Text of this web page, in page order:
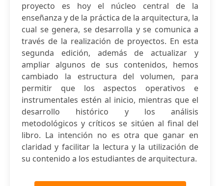
proyecto es hoy el núcleo central de la
enseñanza y de la práctica de la arquitectura, la
cual se genera, se desarrolla y se comunica a
través de la realización de proyectos. En esta
segunda edición, además de actualizar y
ampliar algunos de sus contenidos, hemos
cambiado la estructura del volumen, para
permitir que los aspectos operativos e
instrumentales estén al inicio, mientras que el
desarrollo histórico y los análisis
metodológicos y críticos se sitúen al final del
libro. La intención no es otra que ganar en
claridad y facilitar la lectura y la utilización de
su contenido a los estudiantes de arquitectura.